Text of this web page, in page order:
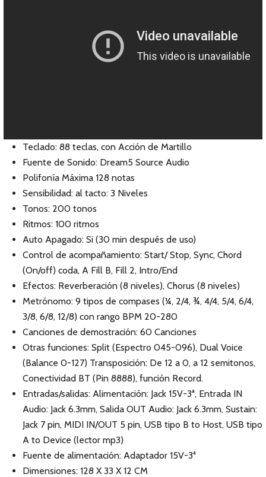
Teclado: 88 teclas, con Acción de Martillo
Fuente de Sonido: Dream5 Source Audio
Polifonía Máxima 128 notas
Sensibilidad: al tacto: 3 Niveles
Tonos: 200 tonos
Ritmos: 100 ritmos
Auto Apagado: Si (30 min después de uso)
Control de acompañamiento: Start/ Stop, Sync, Chord
(On/off) coda, A Fill B, Fill 2, Intro/End
Efectos: Reverberación (8 niveles), Chorus (8 niveles)
Metrónomo: 9 tipos de compases (¼, 2/4, ¾, 4/4, 5/4, 6/4,
3/8, 6/8, 12/8) con rango BPM 20-280
Canciones de demostración: 60 Canciones
Otras funciones: Split (Espectro 045-096), Dual Voice
(Balance 0-127) Transposición: De 12 a 0, a 12 semitonos,
Conectividad BT (Pin 8888), función Record.
Entradas/salidas: Alimentación: Jack 15V-3ª, Entrada IN
Audio: Jack 6.3mm, Salida OUT Audio: Jack 6.3mm, Sustain:
Jack 7 pin, MIDI IN/OUT 5 pin, USB tipo B to Host, USB tipo
A to Device (lector mp3)
Fuente de alimentación: Adaptador 15V-3ª
Dimensiones: 128 X 33 X 12 CM